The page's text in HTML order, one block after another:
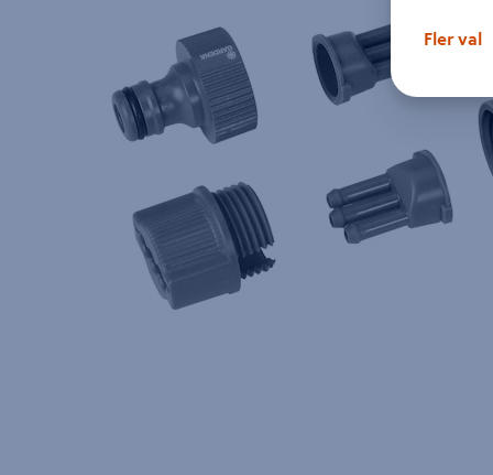
Fler val